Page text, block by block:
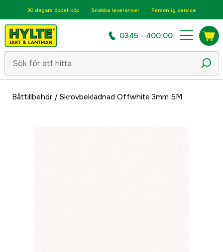
30 dagars öppet köp Snabba leveranser Personlig service
0345 - 400 00
Båttillbehör/ Skrovbeklädnad Offwhite 3mm 5M